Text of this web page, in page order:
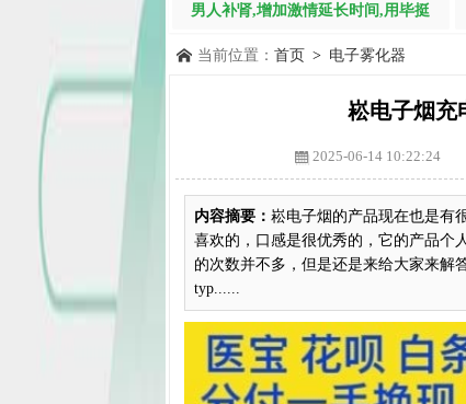
男人补肾,增加激情延长时间,用毕挺
当前位置： 首页 > 电子雾化器
崧电子烟充
2025-06-14 10:22:24
内容摘要： 崧电子烟的产品现在也是有
喜欢的，口感是很优秀的，它的产品个
的次数并不多，但是还是来给大家来解
typ......